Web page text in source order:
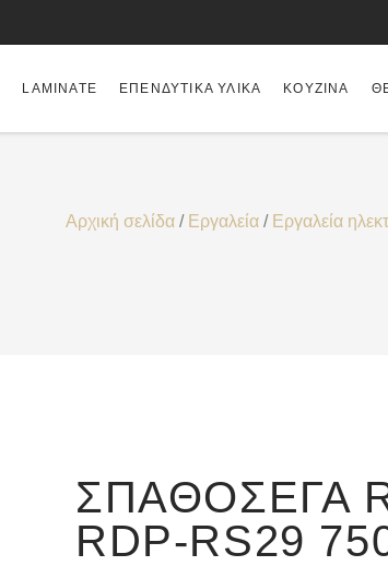
LAMINATE ΕΠΕΝΔΥΤΙΚΆ ΥΛΙΚΆ ΚΟΥΖΊΝΑ
Αρχική σελίδα / Εργαλεία / Εργαλεία
ΣΠΑΘΟΣΈΓΑ
RDP-RS29